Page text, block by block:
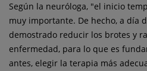
Según la neuróloga, "el inicio
muy importante. De hecho, a día
demostrado reducir los brotes y
enfermedad, para lo que es
antes, elegir la terapia más